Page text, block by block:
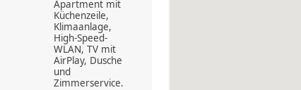
Apartment mit
Küchenzeile,
Klimaanlage,
High-Speed-
WLAN, TV mit
AirPlay, Dusche
und
Zimmerservice.